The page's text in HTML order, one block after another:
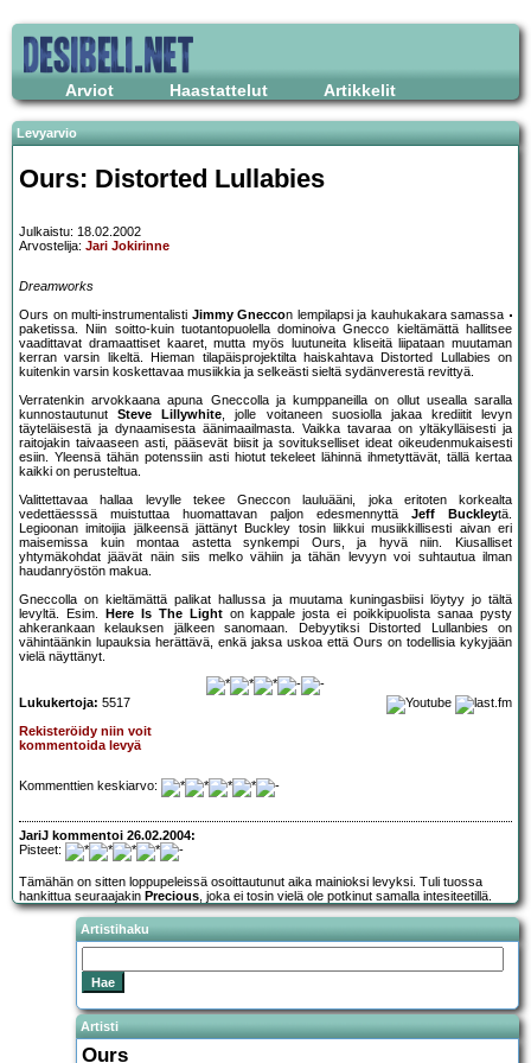
Arviot Haastattelut Artikkelit
Levyarvio
Ours: Distorted Lullabies
Julkaistu: 18.02.2002
Arvostelija: Jari Jokirinne
Dreamworks
Ours on multi-instrumentalisti Jimmy Gneccon lempilapsi ja kauhukakara samassa
paketissa. Niin soitto-kuin tuotantopuolella dominoiva Gnecco kieltämättä hallitsee
vaadittavat dramaattiset kaaret, mutta myös luutuneita kliseitä liipataan muutaman
kerran varsin likeltä. Hieman tilapäisprojektilta haiskahtava Distorted Lullabies on
kuitenkin varsin koskettavaa musiikkia ja selkeästi sieltä sydänverestä revittyä.
Verratenkin arvokkaana apuna Gneccolla ja kumppaneilla on ollut usealla saralla
kunnostautunutSteve Lillywhite, jolle voitaneen suosiolla jakaa krediitit levyn
täyteläisestä ja dynaamisesta äänimaailmasta. Vaikka tavaraa on yltäkylläisesti ja
raitojakin taivaaseen asti, pääsevät biisit ja sovitukselliset ideat oikeudenmukaisesti
esiin. Yleensä tähän potenssiin asti hiotut tekeleet lähinnä ihmetyttävät, tällä kertaa
kaikki on perusteltua.
Valittettavaa hallaa levylle tekee Gneccon lauluääni, joka eritoten korkealta
vedettäesssä muistuttaa huomattavan paljon edesmennyttä Jeff Buckleytä.
Legioonan imitoijia jälkeensä jättänyt Buckley tosin liikkui musiikkillisesti aivan eri
maisemissa kuin montaa astetta synkempi Ours, ja hyvä niin. Kiusalliset
yhtymäkohdat jäävät näin siis melko vähiin ja tähän levyyn voi suhtautua ilman
haudanryöstön makua.
Gneccolla on kieltämättä palikat hallussa ja muutama kuningasbiisi löytyy jo tältä
levyltä. Esim.
Here Is The Lighton kappale josta ei poikkipuolista sanaa pysty
ahkerankaan kelauksen jälkeen sanomaan. Debyytiksi Distorted Lullanbies on
vähintäänkin lupauksia herättävä, enkä jaksa uskoa että Ours on todellisia kykyjään
vielä näyttänyt.
Lukukertoja: 5517
Rekisteröidy niin voit
kommentoida levyä
Kommenttien keskiarvo:
JariJ kommentoi 26.02.2004:
Pisteet:
Tämähän on sitten loppupeleissä osoittautunut aika mainioksi levyksi. Tuli tuossa
hankittua seuraajakin Precious , joka ei tosin vielä ole potkinut samalla intesiteetillä.
Artistihaku
Artisti
Ours